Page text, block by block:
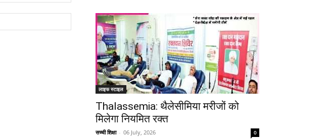
लाइफ स्टाइल
Thalassemia: थैलेसीमिया मरीजों को
मिलेगा नियमित रक्त
सच्ची शिक्षा - 06 July, 2026 0